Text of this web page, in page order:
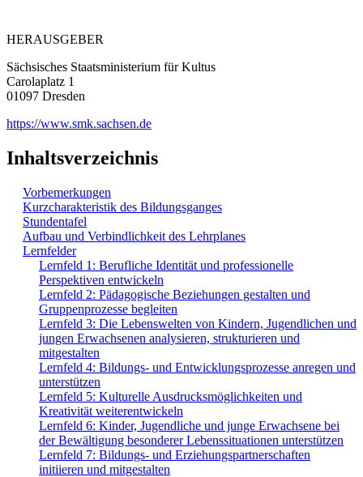
HERAUSGEBER
Sächsisches Staatsministerium für Kultus
Carolaplatz 1
01097 Dresden
https://www.smk.sachsen.de
Inhaltsverzeichnis
Vorbemerkungen
Kurzcharakteristik des Bildungsganges
Stundentafel
Aufbau und Verbindlichkeit des Lehrplanes
Lernfelder
Lernfeld 1: Berufliche Identität und professionelle
Perspektiven entwickeln
Lernfeld 2: Pädagogische Beziehungen gestalten und
Gruppenprozesse begleiten
Lernfeld 3: Die Lebenswelten von Kindern, Jugendlichen und
jungen Erwachsenen analysieren, strukturieren und
mitgestalten
Lernfeld 4: Bildungs- und Entwicklungsprozesse anregen und
unterstützen
Lernfeld 5: Kulturelle Ausdrucksmöglichkeiten und
Kreativität weiterentwickeln
Lernfeld 6: Kinder, Jugendliche und junge Erwachsene bei
der Bewältigung besonderer Lebenssituationen unterstützen
Lernfeld 7: Bildungs- und Erziehungspartnerschaften
initiieren und mitgestalten